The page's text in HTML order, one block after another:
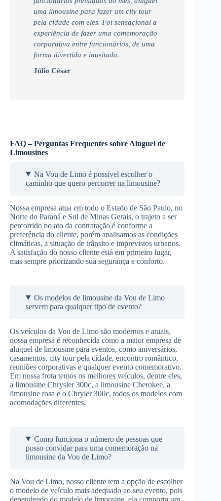
uma limousine para fazer um city tour
pela cidade com eles. Foi sensacional a
experiência de fazer uma comemoração
corporativa entre funcionários, de uma
forma divertida e inusitada.
Júlio César
FAQ – Perguntas Frequentes sobre Aluguel de
Limousines
Na Vou de Limo é possível escolher o
caminho que quero percorrer na limousine?
Nossa empresa atua em todo o Estado de São Paulo, no
Norte do Paraná e Sul de Minas Gerais, o trajeto a ser
percorrido no ato da contratação é conforme a
preferência do cliente, porém analisamos as condições
climáticas, a situação de trânsito e imprevistos urbanos.
A satisfação do nosso cliente está em primeiro lugar,
mas sempre priorizando sua segurança e conforto.
Os modelos de limousine da Vou de Limo
servem para qualquer tipo de evento?
Os veículos da Vou de Limo são modernos e atuais,
nossa empresa é reconhecida como a maior empresa de
aluguel de limousine para eventos, como aniversários,
casamentos, city tour pela cidade, encontro romântico,
reuniões corporativas e qualquer evento comemorativo.
Em nossa frota temos os melhores veículos, dentre eles,
a limousine Chrysler 300c, a limousine Cherokee, a
limousine rosa e o Chryler 300c, todos os modelos com
acomodações diferentes.
Como funciona o número de pessoas que
posso convidar para uma comemoração na
limousine da Vou de Limo?
Na Vou de Limo, nosso cliente tem a opção de escolher
o modelo de veículo mais adequado ao seu evento, pois
dependendo do modelo de limousine, ela comporta um